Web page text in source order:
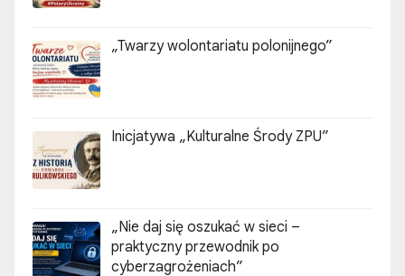
„Twarzy wolontariatu polonijnego”
Inicjatywa „Kulturalne Środy ZPU”
„Nie daj się oszukać w sieci –
praktyczny przewodnik po
cyberzagrożeniach”